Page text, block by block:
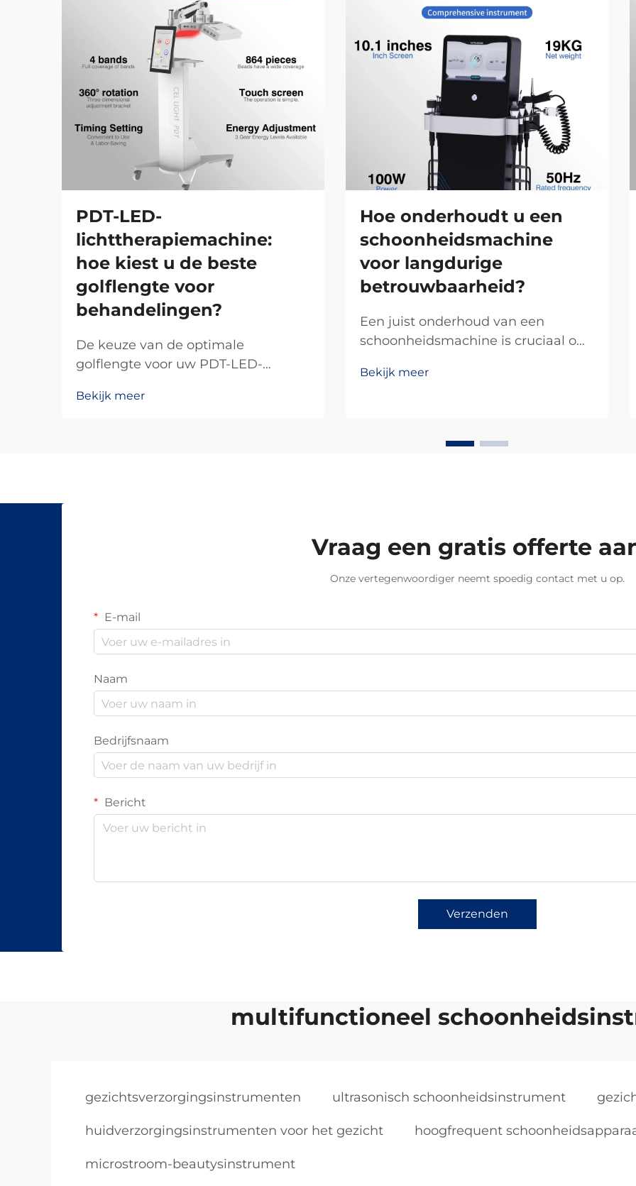
PDT-LED-
lichttherapiemachine:
hoe kiest u de beste
golflengte voor
behandelingen?
De keuze van de optimale
golflengte voor uw PDT-LED-
succes van uw
Bekijk meer
Hoe onderhoudt u een
schoonheidsmachine
voor langdurige
betrouwbaarheid?
Een juist onderhoud van een
schoonheidsmachine is cruciaal om
de levensduur van de apparatuur te
Bekijk meer
Vraag een gratis offerte
Onze vertegenwoordiger neemt spoedig contact met u op.
E-mail
Naam
Bedrijfsnaam
Bericht
Verzenden
multifunctioneel
gezichtsverzorgingsinstrumenten ultrasonisch schoonheidsinstrument
huidverzorgingsinstrumenten voor het gezicht hoogfrequent
microstroom-beautysinstrument